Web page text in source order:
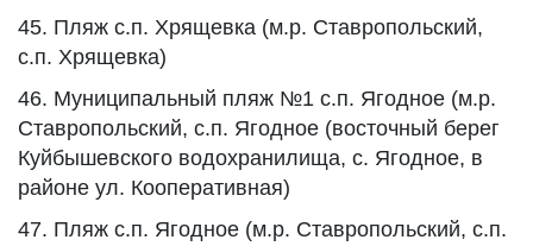
45. Пляж с.п. Хрящевка (м.р. Ставропольский,
с.п. Хрящевка)
46. Муниципальный пляж №1 с.п. Ягодное (м.р.
Ставропольский, с.п. Ягодное (восточный берег
Куйбышевского водохранилища, с. Ягодное, в
районе ул. Кооперативная)
47. Пляж с.п. Ягодное (м.р. Ставропольский, с.п.